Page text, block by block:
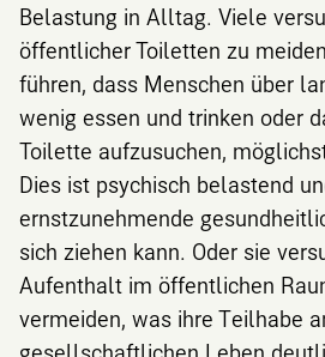
Belastung in Alltag. Viele
öffentlicher Toiletten zu
führen, dass Menschen über
wenig essen und trinken oder
Toilette aufzusuchen,
Dies ist psychisch belastend
ernstzunehmende
sich ziehen kann. Oder sie
Aufenthalt im öffentlichen
vermeiden, was ihre Teilhabe